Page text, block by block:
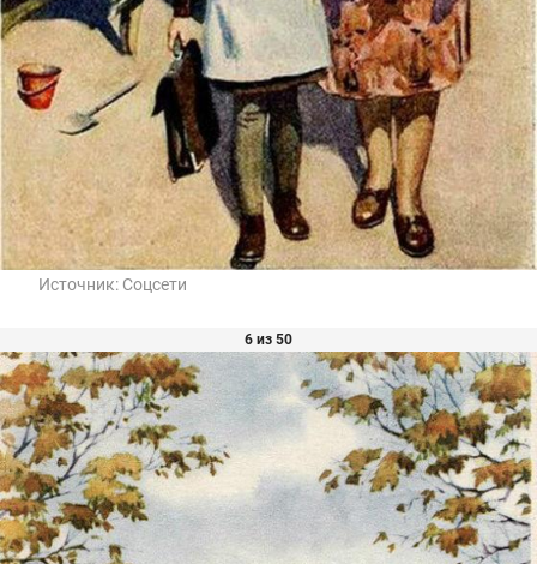
Источник: Соцсети
6 из 50